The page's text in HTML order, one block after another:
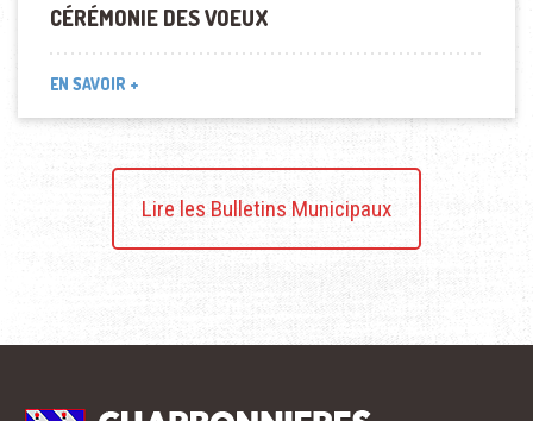
CÉRÉMONIE DES VOEUX
EN SAVOIR +
Lire les Bulletins Municipaux